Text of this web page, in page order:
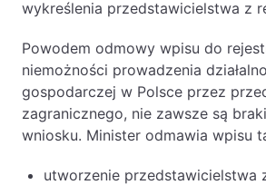
wykreślenia przedstawicielstwa z
Powodem odmowy wpisu do
niemożności prowadzenia
gospodarczej w Polsce przez
zagranicznego, nie zawsze są
wniosku. Minister odmawia wpisu
utworzenie przedstawicielstwa